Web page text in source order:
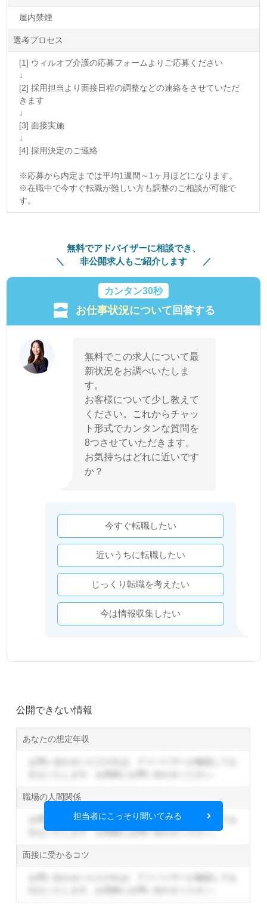
屋内禁煙
選考プロセス
[1] ウィルオブ介護の応募フォームよりご応募ください
↓
[2] 採用担当より面接日程の調整などの連絡をさせていただ
きます
↓
[3] 面接実施
↓
[4] 採用決定のご連絡
※応募から内定までは平均1週間～1ヶ月ほどになります。
※在職中で今すぐ転職が難しい方も調整のご相談が可能で
す。
無料でアドバイザーに相談でき、
非公開求人もご紹介します
カンタン30秒
お仕事状況について回答する
無料でこの求人について最
新状況をお調べいたしま
す。
お客様について少し教えて
ください。これからチャッ
ト形式でカンタンな質問を
8つさせていただきます。
お気持ちはどれに近いです
か？
今すぐ転職したい
近いうちに転職したい
じっくり転職を考えたい
今は情報収集したい
公開できない情報
あなたの想定年収
職場の人間関係
お問い合わせいただければ、アドバイザーが確認してお
伝えいたします。お気軽にお問い合わせください。
面接に受かるコツ
担当者にこっそり聞いてみる